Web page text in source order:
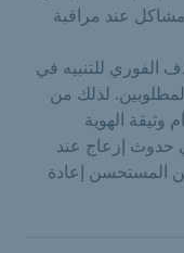
عند مراقبة
الفوري للتنبيه في
لذلك من
وثيقة الهوية
حدوث إزعاج عند
المستحسن إعادة